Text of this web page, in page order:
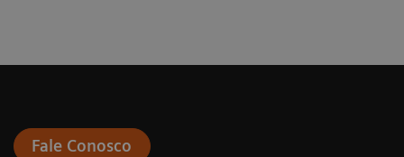
Fale Conosco